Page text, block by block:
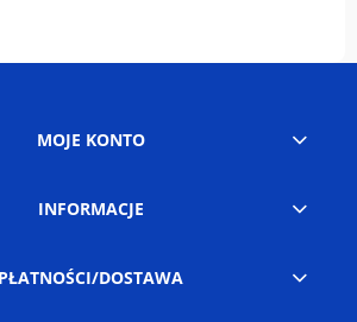
MOJE KONTO
INFORMACJE
PŁATNOŚCI/DOSTAWA